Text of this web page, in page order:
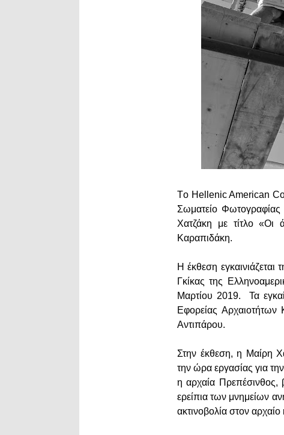
Tο Hellenic American
Σωματείο Φωτογραφίας
Χατζάκη με τίτλο «Οι
Καραπιδάκη.
Η έκθεση
Γκίκας της
Μαρτίου 2019. Τα
Εφορείας
Αντιπάρου.
Στην έκθεση, η Μαίρη
την ώρα εργασίας για
η αρχαία Πρεπέσινθος,
ερείπια των μνημείων
ακτινοβολία στον